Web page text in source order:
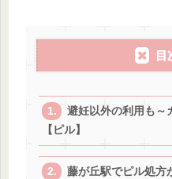
目
避妊以外の利用も～
【ピル】
藤が丘駅でピル処方